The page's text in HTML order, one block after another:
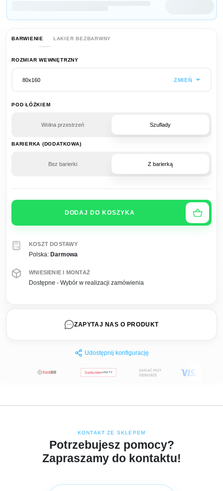
BARWIENIE LAKIER BEZBARWNY
ROZMIAR WEWNĘTRZNY
80x160 ZMIEŃ
POD ŁÓŻKIEM
Wolna przestrzeń Szuflady
BARIERKA (DODATKOWA)
Bez barierki Z barierką
DODAJ DO KOSZYKA
KOSZT DOSTAWY
Polska: Darmowa
WNIESIENIE I MONTAŻ
Dostępne - Wybór w realizacji zamówienia
ZAPYTAJ NAS O PRODUKT
Udostępnij konfigurację
SantandereRATY
KONTAKT ZE SKLEPEM
Potrzebujesz pomocy?
Zapraszamy do kontaktu!